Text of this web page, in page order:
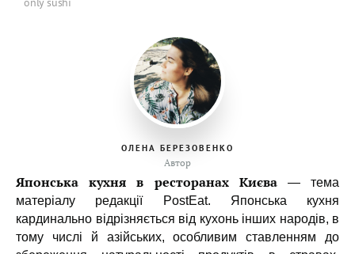
ОЛЕНА БЕРЕЗОВЕНКО
Автор
Японська кухня в ресторанах Києва
— тема
матеріалу редакції PostEat. Японська кухня
кардинально відрізняється від кухонь інших народів, в
тому числі й азійських, особливим ставленням до